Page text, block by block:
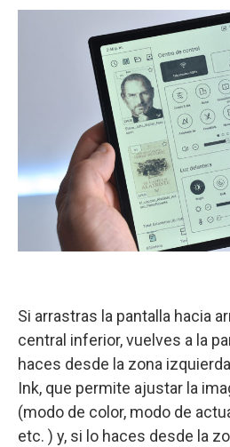
Si arrastras la pantalla hacia
central inferior, vuelves a la
haces desde la zona
Ink, que permite ajustar la
(modo de color, modo de
etc. ) y, si lo haces desde la